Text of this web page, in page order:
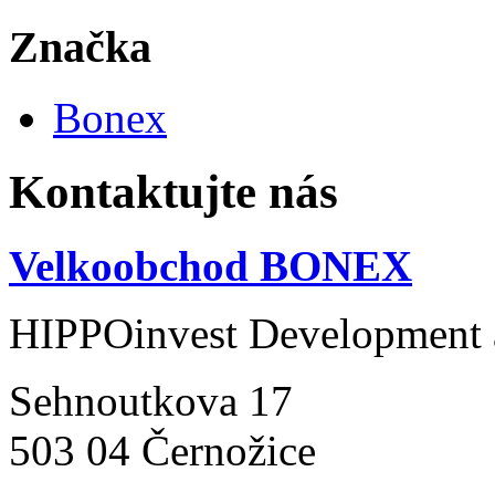
Značka
Bonex
Kontaktujte nás
Velkoobchod BONEX
HIPPOinvest Development
Sehnoutkova 17
503 04 Černožice